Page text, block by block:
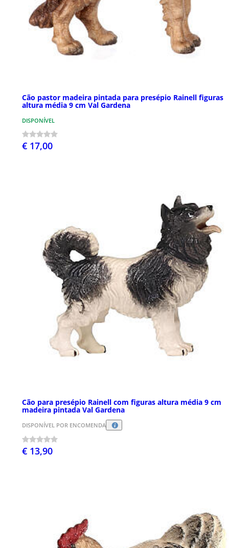
Cão pastor madeira pintada para presépio Rainell figuras
altura média 9 cm Val Gardena
DISPONÍVEL
€ 17,00
Cão para presépio Rainell com figuras altura média 9 cm
madeira pintada Val Gardena
DISPONÍVEL POR ENCOMENDA
€ 13,90